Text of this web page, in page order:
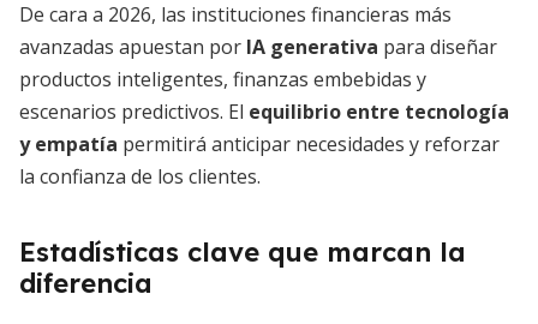
De cara a 2026, las instituciones financieras más
avanzadas apuestan por IA generativa para diseñar
productos inteligentes, finanzas embebidas y
escenarios predictivos. El equilibrio entre tecnología
y empatía permitirá anticipar necesidades y reforzar
la confianza de los clientes.
Estadísticas clave que marcan la
diferencia